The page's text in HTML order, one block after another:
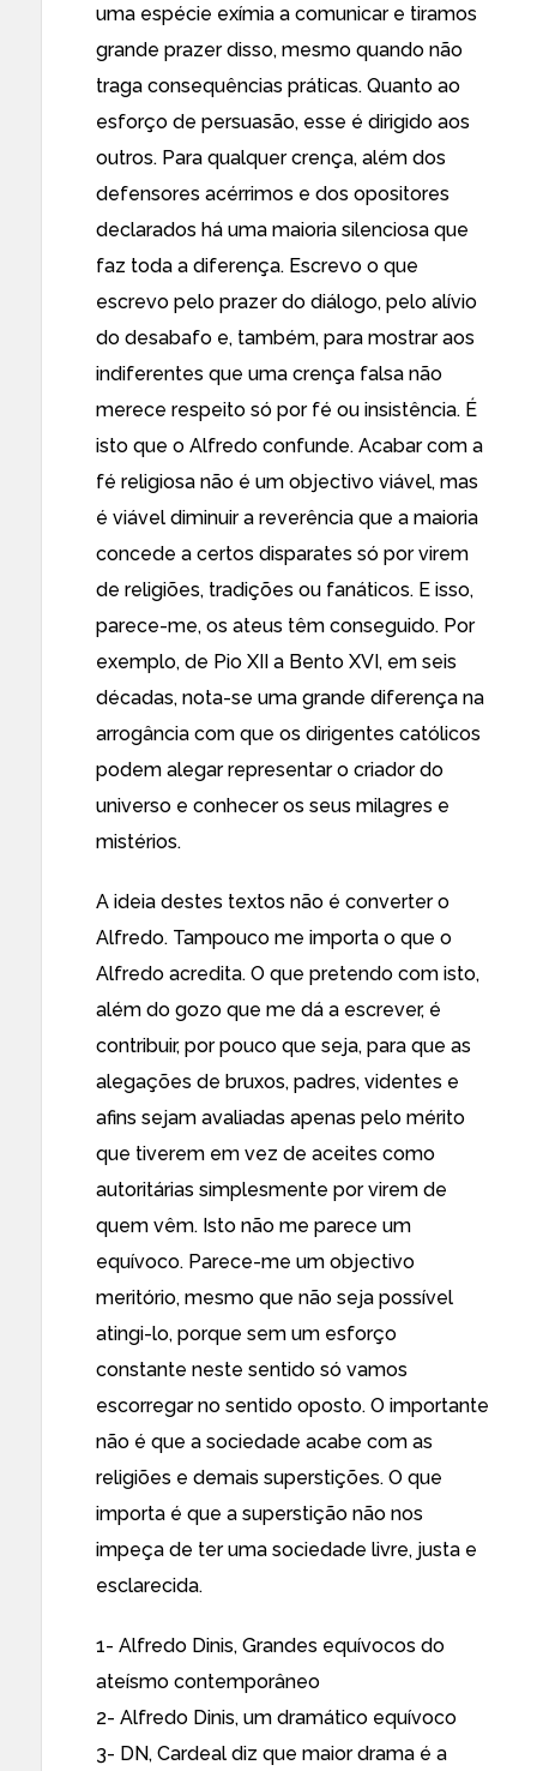
uma espécie exímia a comunicar e tiramos
grande prazer disso, mesmo quando não
traga consequências práticas. Quanto ao
esforço de persuasão, esse é dirigido aos
outros. Para qualquer crença, além dos
defensores acérrimos e dos opositores
declarados há uma maioria silenciosa que
faz toda a diferença. Escrevo o que
escrevo pelo prazer do diálogo, pelo alívio
do desabafo e, também, para mostrar aos
indiferentes que uma crença falsa não
merece respeito só por fé ou insistência. É
isto que o Alfredo confunde. Acabar com a
fé religiosa não é um objectivo viável, mas
é viável diminuir a reverência que a maioria
concede a certos disparates só por virem
de religiões, tradições ou fanáticos. E isso,
parece-me, os ateus têm conseguido. Por
exemplo, de Pio XII a Bento XVI, em seis
décadas, nota-se uma grande diferença na
arrogância com que os dirigentes católicos
podem alegar representar o criador do
universo e conhecer os seus milagres e
mistérios.
A ideia destes textos não é converter o
Alfredo. Tampouco me importa o que o
Alfredo acredita. O que pretendo com isto,
além do gozo que me dá a escrever, é
contribuir, por pouco que seja, para que as
alegações de bruxos, padres, videntes e
afins sejam avaliadas apenas pelo mérito
que tiverem em vez de aceites como
autoritárias simplesmente por virem de
quem vêm. Isto não me parece um
equívoco. Parece-me um objectivo
meritório, mesmo que não seja possível
atingi-lo, porque sem um esforço
constante neste sentido só vamos
escorregar no sentido oposto. O importante
não é que a sociedade acabe com as
religiões e demais superstições. O que
importa é que a superstição não nos
impeça de ter uma sociedade livre, justa e
esclarecida.
1- Alfredo Dinis, Grandes equívocos do
ateísmo contemporâneo
2- Alfredo Dinis, um dramático equívoco
3- DN, Cardeal diz que maior drama é a